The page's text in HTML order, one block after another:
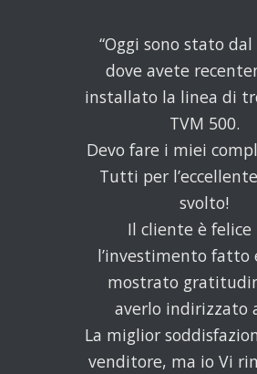
“Oggi sono stato
dove avete
installato la linea di
TVM 500.
Devo fare i miei
Tutti per
svolto!
Il cliente è felice
l’investimento fatto
mostrato
averlo indirizzato
La miglior
venditore, ma io Vi